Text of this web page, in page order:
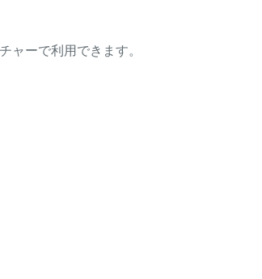
ャーで利用できます。